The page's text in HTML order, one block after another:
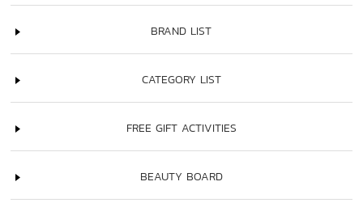
BRAND LIST
CATEGORY LIST
FREE GIFT ACTIVITIES
BEAUTY BOARD